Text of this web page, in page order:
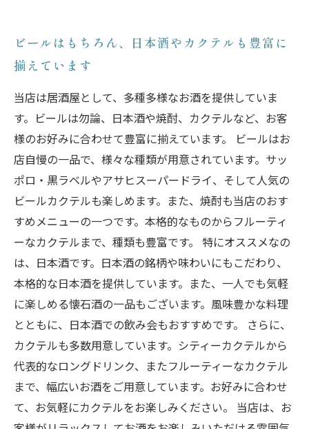
ビールはもちろん、日本酒やカクテルも豊富に
揃えています
当店は居酒屋として、多種多様なお酒を提供していま
す。ビールは勿論、日本酒や焼酎、カクテルなど、お客
様のお好みに合わせて豊富に揃えています。 ビールはお
店自慢の一品で、様々な種類が用意されています。サッ
ポロ・黒ラベルやアサヒスーパードライ、そして人気の
ビールカクテルも楽しめます。また、焼酎も当店のおす
すめメニューの一つです。本格的なものからフルーティ
ーなカクテルまで、種類も豊富です。 特にオススメなの
は、日本酒です。日本酒の銘柄や味わいにもこだわり、
本格的な日本酒を提供しています。また、一人でも気軽
に楽しめる懐石酒の一品もございます。風味豊かな料理
とともに、日本酒での飲み会もおすすめです。 さらに、
カクテルも多数用意しています。シティーカクテルから
代表的なロングドリンク、またフルーティーなカクテル
まで、幅広いお酒をご用意しています。お好みに合わせ
て、お気軽にカクテルをお楽しみください。 当店は、お